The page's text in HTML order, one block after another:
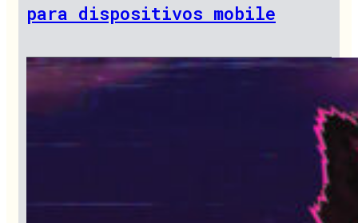
para dispositivos mobile